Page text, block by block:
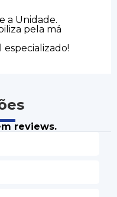
a Unidade.
pela má
reviews.